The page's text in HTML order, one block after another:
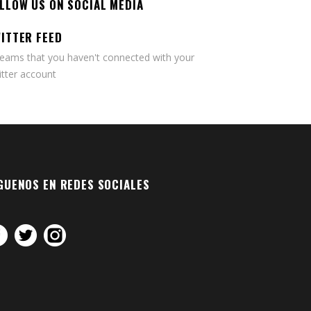
US ON SOCIAL MEDIA
FEED
that you haven't connected with your
account
EN REDES SOCIALES